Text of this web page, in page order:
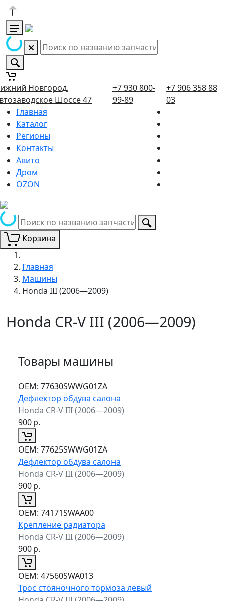
Новгород,
Шоссе 47
+7 930 800-
99-89
+7 906 358 88
03
Главная
Каталог
Регионы
Контакты
Авито
Дром
OZON
Корзина
Главная
Машины
Honda III (2006—2009)
Honda CR-V III (2006—2009)
Товары машины
ОЕМ: 77630SWWG01ZA
Дефлектор обдува салона
Honda CR-V III (2006—2009)
900р.
ОЕМ: 77625SWWG01ZA
Дефлектор обдува салона
Honda CR-V III (2006—2009)
900р.
ОЕМ: 74171SWAA00
Крепление радиатора
Honda CR-V III (2006—2009)
900р.
ОЕМ: 47560SWA013
Трос стояночного тормоза левый